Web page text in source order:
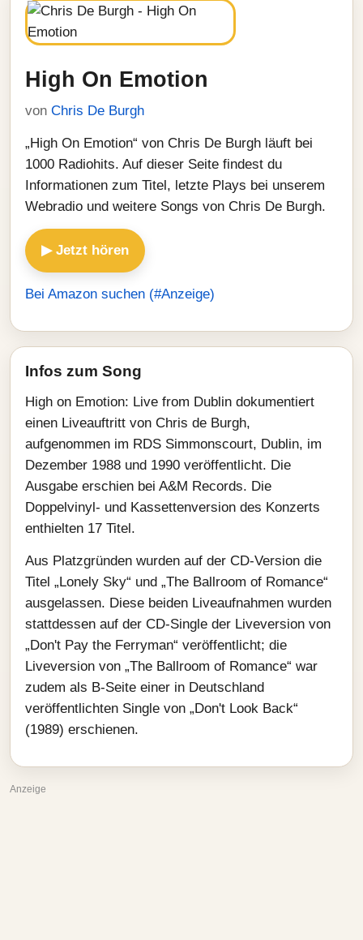
High On Emotion
von Chris De Burgh
„High On Emotion“ von Chris De Burgh läuft bei
1000 Radiohits. Auf dieser Seite findest du
Informationen zum Titel, letzte Plays bei unserem
Webradio und weitere Songs von Chris De Burgh.
▶ Jetzt hören
Bei Amazon suchen (#Anzeige)
Infos zum Song
High on Emotion: Live from Dublin dokumentiert
einen Liveauftritt von Chris de Burgh,
aufgenommen im RDS Simmonscourt, Dublin, im
Dezember 1988 und 1990 veröffentlicht. Die
Ausgabe erschien bei A&M Records. Die
Doppelvinyl- und Kassettenversion des Konzerts
enthielten 17 Titel.
Aus Platzgründen wurden auf der CD-Version die
Titel „Lonely Sky“ und „The Ballroom of Romance“
ausgelassen. Diese beiden Liveaufnahmen wurden
stattdessen auf der CD-Single der Liveversion von
„Don't Pay the Ferryman“ veröffentlicht; die
Liveversion von „The Ballroom of Romance“ war
zudem als B-Seite einer in Deutschland
veröffentlichten Single von „Don't Look Back“
(1989) erschienen.
Anzeige